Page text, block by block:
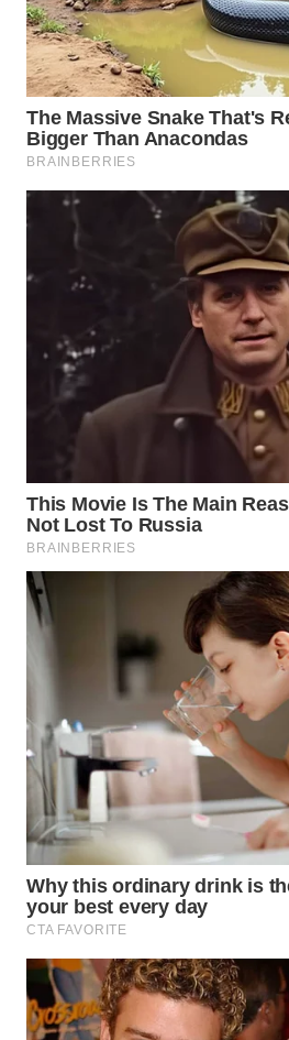
WN
DAIRI
WN
DANAU
TOBA
NIAS
LANGKAT
WN
TAPANULI
SELATAN
WN
TANJUNG
LESUNG
KARO
SIMALUNGUN
WN
LABUHANBATU
WN
TAPANULI
TENGAH
SERDANG
WN